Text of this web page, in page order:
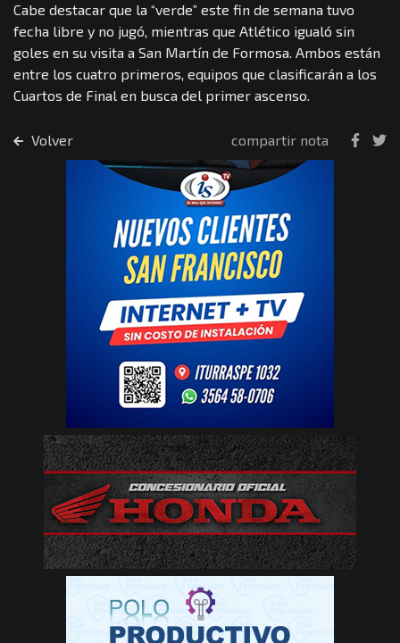
Cabe destacar que la “verde” este fin de semana tuvo
fecha libre y no jugó, mientras que Atlético igualó sin
goles en su visita a San Martín de Formosa. Ambos están
entre los cuatro primeros, equipos que clasificarán a los
Cuartos de Final en busca del primer ascenso.
Volver compartir nota